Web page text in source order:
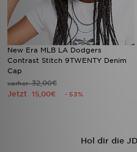
New Era MLB LA Dodgers
Contrast Stitch 9TWENTY Denim
Cap
vorher32,00€
Jetzt 15,00€ - 53%
Hol dir die